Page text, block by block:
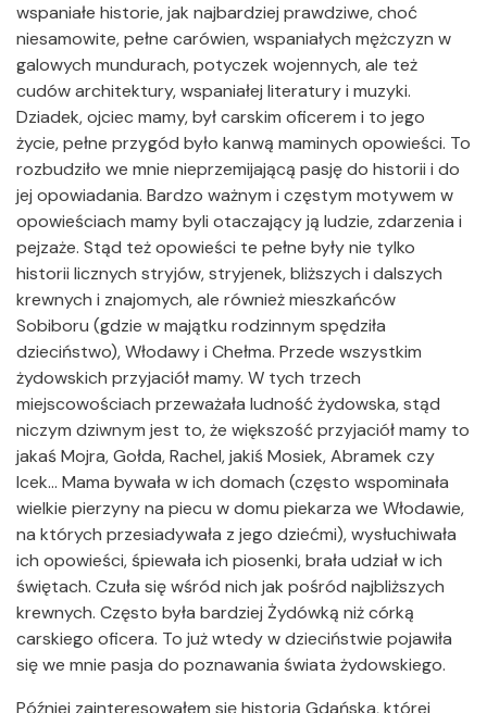
wspaniałe historie, jak najbardziej prawdziwe, choć
niesamowite, pełne carówien, wspaniałych mężczyzn w
galowych mundurach, potyczek wojennych, ale też
cudów architektury, wspaniałej literatury i muzyki.
Dziadek, ojciec mamy, był carskim oficerem i to jego
życie, pełne przygód było kanwą maminych opowieści. To
rozbudziło we mnie nieprzemijającą pasję do historii i do
jej opowiadania. Bardzo ważnym i częstym motywem w
opowieściach mamy byli otaczający ją ludzie, zdarzenia i
pejzaże. Stąd też opowieści te pełne były nie tylko
historii licznych stryjów, stryjenek, bliższych i dalszych
krewnych i znajomych, ale również mieszkańców
Sobiboru (gdzie w majątku rodzinnym spędziła
dzieciństwo), Włodawy i Chełma. Przede wszystkim
żydowskich przyjaciół mamy. W tych trzech
miejscowościach przeważała ludność żydowska, stąd
niczym dziwnym jest to, że większość przyjaciół mamy to
jakaś Mojra, Gołda, Rachel, jakiś Mosiek, Abramek czy
Icek… Mama bywała w ich domach (często wspominała
wielkie pierzyny na piecu w domu piekarza we Włodawie,
na których przesiadywała z jego dziećmi), wysłuchiwała
ich opowieści, śpiewała ich piosenki, brała udział w ich
świętach. Czuła się wśród nich jak pośród najbliższych
krewnych. Często była bardziej Żydówką niż córką
carskiego oficera. To już wtedy w dzieciństwie pojawiła
się we mnie pasja do poznawania świata żydowskiego.
Później zainteresowałem się historią Gdańska, której